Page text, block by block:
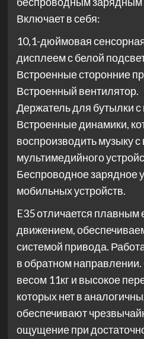
Включает в себя:
10,1-дюймовая
дисплеем с белой
Встроенные сторонние
Встроенный вентилятор.
Держатель для бутылки с
Встроенные динамики,
воспроизводить музыку
мультимедийного
Беспроводное зарядное
мобильных устройств.
E35 отличается плавным
движением,
системой привода.
в обратном
весом 11кг и высокое
которых нет в
обеспечивают
ощущение при